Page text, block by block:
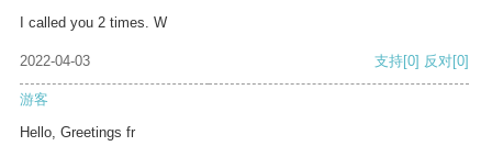
I called you 2 times. W
2022-04-03 支持[0] 反对[0]
游客
Hello, Greetings fr